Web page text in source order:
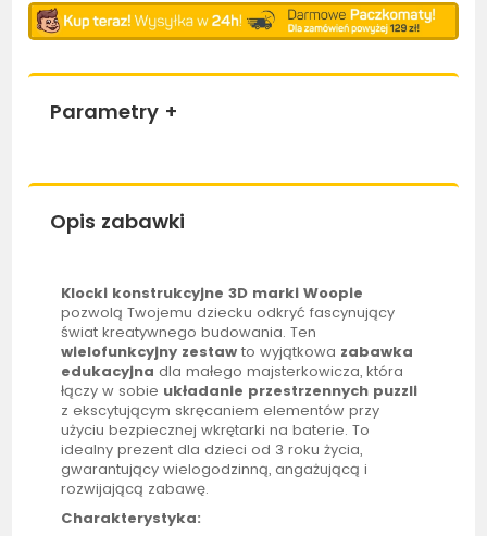
Parametry +
Opis zabawki
Klocki konstrukcyjne 3D markiWoopie
pozwolą Twojemu dziecku odkryć fascynujący
świat kreatywnego budowania. Ten
wielofunkcyjny zestaw to wyjątkowa zabawka
edukacyjna dla małego majsterkowicza, która
łączy w sobie układanie przestrzennych puzzli
z ekscytującym skręcaniem elementów przy
użyciu bezpiecznej wkrętarki na baterie. To
idealny prezent dla dzieci od 3 roku życia,
gwarantujący wielogodzinną, angażującą i
rozwijającą zabawę.
Charakterystyka: